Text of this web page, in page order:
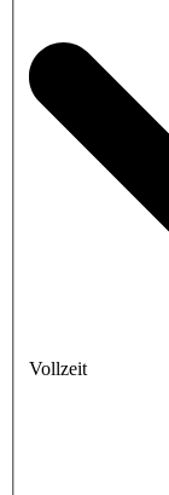
Vollzeit